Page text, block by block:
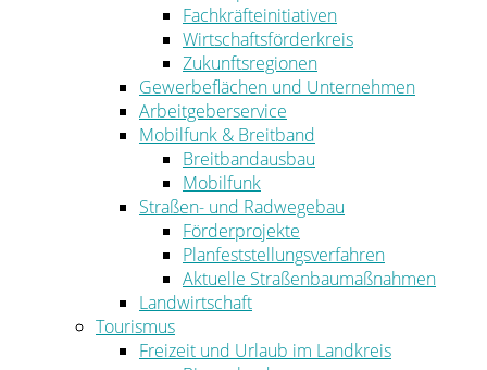
Fachkräfteinitiativen
Wirtschaftsförderkreis
Zukunftsregionen
Gewerbeflächen und Unternehmen
Arbeitgeberservice
Mobilfunk & Breitband
Breitbandausbau
Mobilfunk
Straßen- und Radwegebau
Förderprojekte
Planfeststellungsverfahren
Aktuelle Straßenbaumaßnahmen
Landwirtschaft
Tourismus
Freizeit und Urlaub im Landkreis